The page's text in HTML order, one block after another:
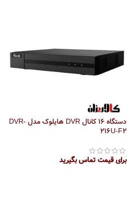
دستگاه 16 کانال DVR هایلوک مدل DVR-
216U-F2
برای قیمت تماس بگیرید